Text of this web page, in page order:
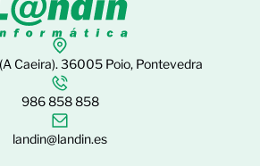
Caeira). 36005 Poio, Pontevedra
986 858 858
landin@landin.es